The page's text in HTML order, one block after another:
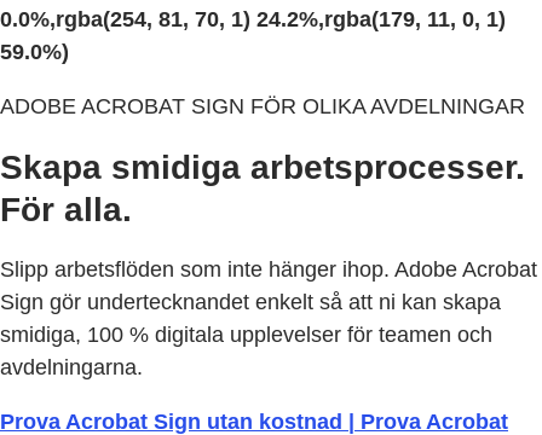
0.0%,rgba(254, 81, 70, 1) 24.2%,rgba(179, 11, 0, 1)
59.0%)
ADOBE ACROBAT SIGN FÖR OLIKA AVDELNINGAR
Skapa smidiga arbetsprocesser.
För alla.
Slipp arbetsflöden som inte hänger ihop. Adobe Acrobat
Sign gör undertecknandet enkelt så att ni kan skapa
smidiga, 100 % digitala upplevelser för teamen och
avdelningarna.
Prova Acrobat Sign utan kostnad | Prova Acrobat